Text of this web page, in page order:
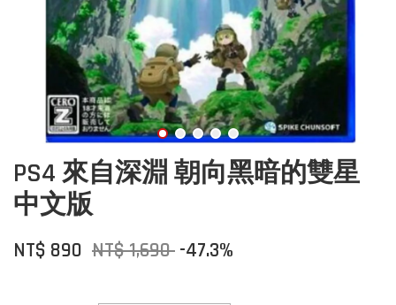
PS4 來自深淵 朝向黑暗的雙星
中文版
NT$ 890 NT$ 1,690 -47.3%